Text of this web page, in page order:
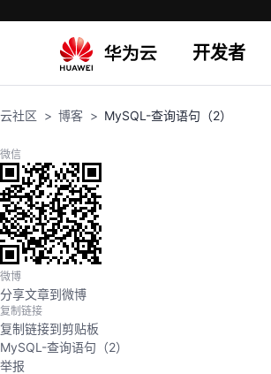
开发者
云社区 博客 MySQL-查询语句（2）
微信
微博
分享文章到微博
复制链接
复制链接到剪贴板
MySQL-查询语句（2）
举报